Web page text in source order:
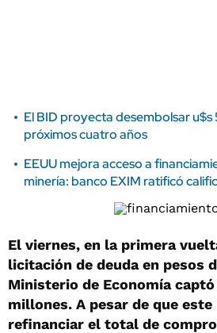
El BID proyecta desembolsar
próximos cuatro años
EEUU mejora acceso a
minería: banco EXIM ratificó
El viernes, en la primera
licitación de deuda en pesos
Ministerio de Economía captó
millones. A pesar de que
refinanciar el total de